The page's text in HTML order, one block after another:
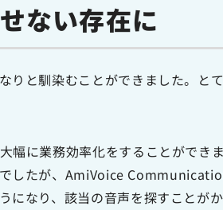
ない存在に
りと馴染むことができました。と
幅に業務効率化をすることができ
したが、AmiVoice
になり、該当の音声を探すことが